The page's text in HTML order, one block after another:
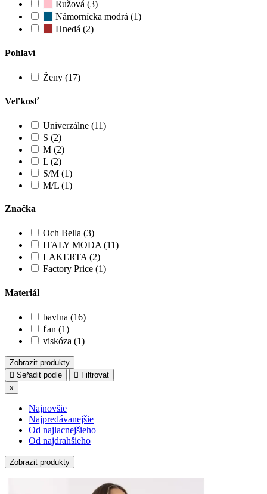
Ružová (3)
Námornícka modrá (1)
Hnedá (2)
Pohlaví
Ženy (17)
Veľkosť
Univerzálne (11)
S (2)
M (2)
L (2)
S/M (1)
M/L (1)
Značka
Och Bella (3)
ITALY MODA (11)
LAKERTA (2)
Factory Price (1)
Materiál
bavlna (16)
ľan (1)
viskóza (1)
Zobrazit produkty
Seřadit podle
Filtrovat
x
Najnovšie
Najpredávanejšie
Od najlacnejšieho
Od najdrahšieho
Zobrazit produkty